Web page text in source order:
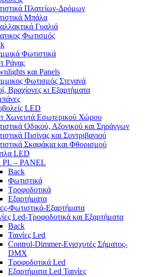
Πλατείων-Δρόμων
Μπάλα
Γυαλιά
Φωτισμός
Φωτιστικά
Ράγας
και Panels
Φωτισμός Στεγανά
Βραχίονες κι Εξαρτήματα
LED
Χωνευτά Εσωτερικού Χώρου
Οδικού, Αξονικού και Σηράγγων
Πισίνας και Συντριβανιού
Σκαφάκια και Φθορισμού
LED
PL – PANEL
Back
Φωτιστικά
Τροφοδοτικά
Εξαρτήματα
Φωτιστικά-Εξαρτήματα
Led-Τροφοδοτικά και Εξαρτήματα
Back
Ταινίες Led
Control-Dimmer-Ενισχυτές Σήματος-
DMX
Τροφοδοτικά Led
Εξαρτήματα Led Ταινίες